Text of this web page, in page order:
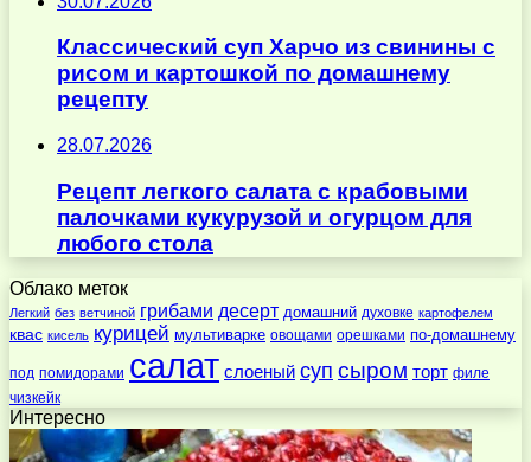
Классический суп Харчо из свинины с
рисом и картошкой по домашнему
рецепту
28.07.2026
Рецепт легкого салата с крабовыми
палочками кукурузой и огурцом для
любого стола
Облако меток
Легкий без ветчиной грибами десерт домашний духовке картофелем
квас кисель курицей мультиварке овощами орешками по-домашнему
под помидорами салат слоеный суп сыром торт филе
чизкейк
Интересно